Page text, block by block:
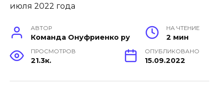
АВТОР
Команда Онуфриенко ру
НА ЧТЕНИЕ
2 мин
ПРОСМОТРОВ
21.3к.
ОПУБЛИКОВАНО
15.09.2022